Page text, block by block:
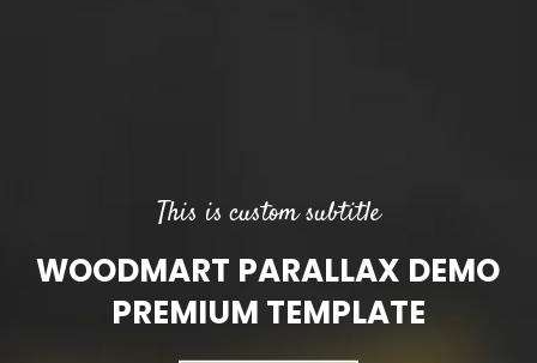
WOODMART PARALLAX DEMO
PREMIUM TEMPLATE
This is custom subtitle